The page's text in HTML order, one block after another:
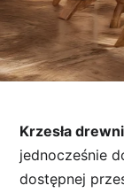
Krzesła
jednocześnie
dostępnej